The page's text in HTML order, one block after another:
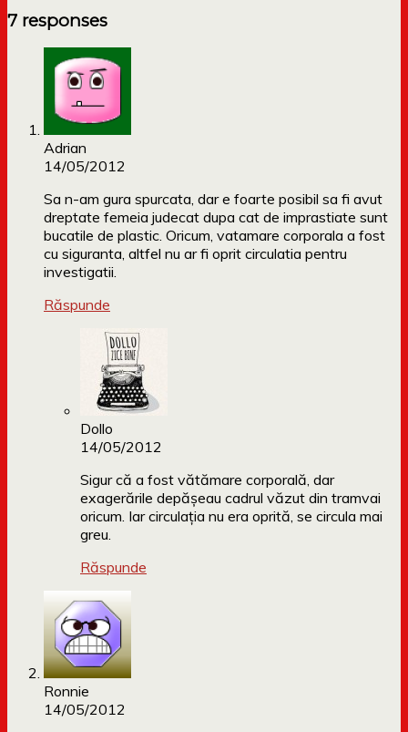
7 responses
Adrian
14/05/2012
Sa n-am gura spurcata, dar e foarte posibil sa fi avut
dreptate femeia judecat dupa cat de imprastiate sunt
bucatile de plastic. Oricum, vatamare corporala a fost
cu siguranta, altfel nu ar fi oprit circulatia pentru
investigatii.
Răspunde
Dollo
14/05/2012
Sigur că a fost vătămare corporală, dar
exagerările depășeau cadrul văzut din tramvai
oricum. Iar circulația nu era oprită, se circula mai
greu.
Răspunde
Ronnie
14/05/2012